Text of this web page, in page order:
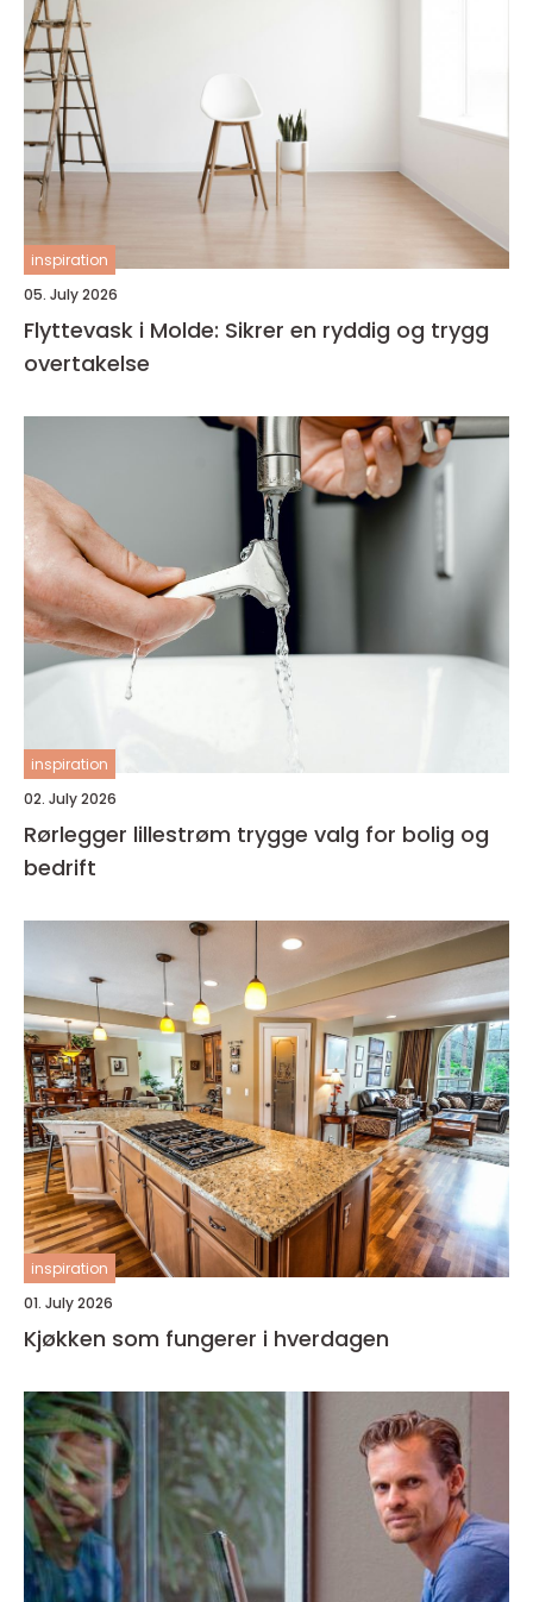
inspiration
05. July 2026
Flyttevask i Molde: Sikrer en ryddig og trygg
overtakelse
inspiration
02. July 2026
Rørlegger lillestrøm trygge valg for bolig og
bedrift
inspiration
01. July 2026
Kjøkken som fungerer i hverdagen